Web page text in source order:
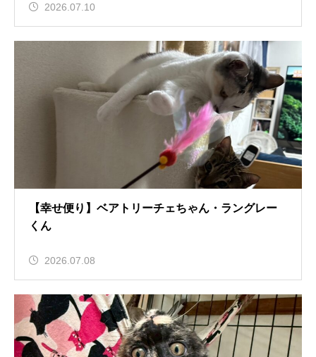
2026.07.10
【幸せ便り】ベアトリーチェちゃん・ラングレー
くん
2026.07.08